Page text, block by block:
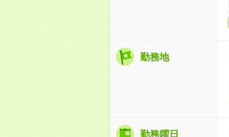
勤務地
勤務曜日